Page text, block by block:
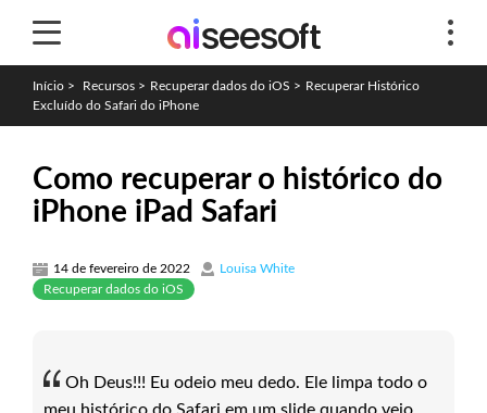
Início > Recursos > Recuperar dados do iOS > Recuperar Histórico
Excluído do Safari do iPhone
Como recuperar o histórico do
iPhone iPad Safari
14 de fevereiro de 2022
Louisa White
Recuperar dados do iOS
Oh Deus!!! Eu odeio meu dedo. Ele limpa todo o